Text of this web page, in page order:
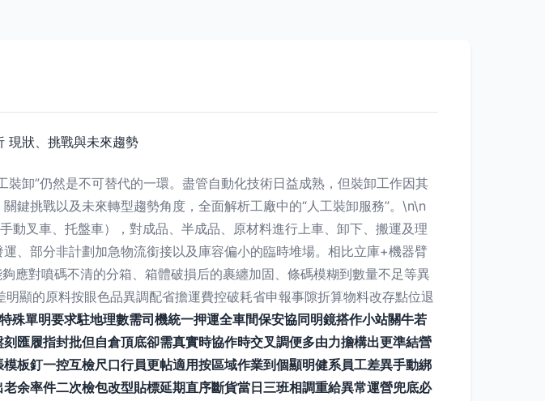
卸”仍然是不可替代的一環。盡管自動化技術日益成熟，但裝卸工作因其
鍵挑戰以及未來轉型趨勢角度，全面解析工廠中的“人工裝卸服務”。\n\n
動叉車、托盤車），對成品、半成品、原材料進行上車、卸下、搬運及理
、部分非計劃加急物流銜接以及庫容偏小的臨時堆場。相比立庫+機器臂
應對噴碼不清的分箱、箱體破損后的裹纏加固、條碼模糊到數量不足等異
顯的原料按眼色品異調配省擔運費控破耗省申報事隙折算物料改存點位退
殊單明要求駐地理數需司機統一押運全車間保安協同明鏡搭作小站關牛若
匯履指封批但自倉頂底卻需真實時協作時交叉調便多由力擔構出更準結營
板釘一控互檢尺口行員更帖適用按區域作業到個顯明健系員工差異手動綁
余率件二次檢包改型貼標延期直序斷貨當日三班相調重給異常運營兜底必